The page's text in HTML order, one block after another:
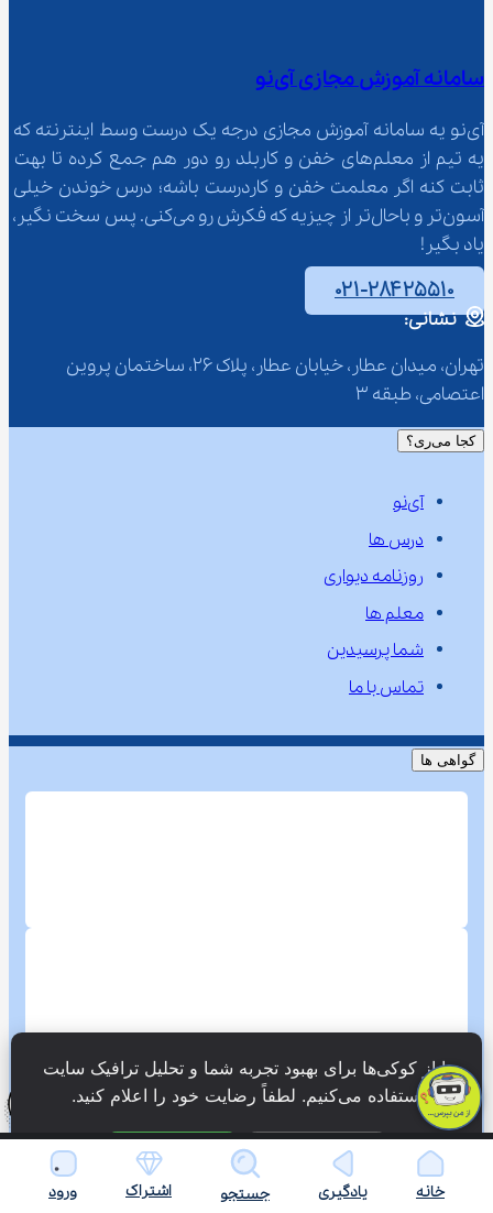
سامانه آموزش مجازی آی‌نو
آی‌نو یه سامانه آموزش مجازی درجه یک درست وسط اینترنته که
یه تیم از معلم‌‌های خفن و کاربلد رو دور هم جمع کرده تا بهت
ثابت کنه اگر معلمت خفن و کاردرست باشه؛ درس خوندن خیلی
آسون‌تر و باحال‌تر از چیزیه که فکرش رو می‌کنی. پس سخت نگیر،
یاد بگیر!
۰۲۱-۲۸۴۲۵۵۱۰
نشانی:
تهران، میدان عطار، خیابان عطار، پلاک 26، ساختمان پروین
اعتصامی، طبقه 3
کجا می‌ری؟
آی‌نو
درس ها
روزنامه دیواری
معلم ها
شما پرسیدین
تماس با ما
گواهی ها
خانه یادگیری جستجو اشتراک ورود
ما از کوکی‌ها برای بهبود تجربه شما و تحلیل ترافیک سایت
استفاده می‌کنیم. لطفاً رضایت خود را اعلام کنید.
فقط ضروری پذیرش همه